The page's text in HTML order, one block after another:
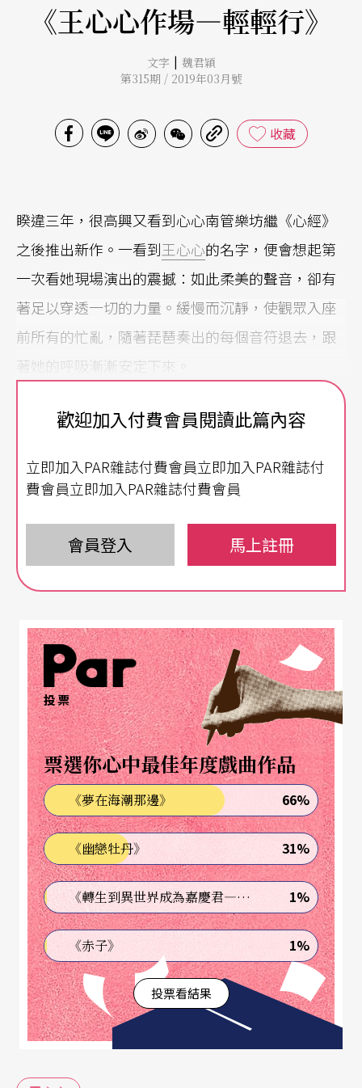
《王心心作場—輕輕行》
文字 | 魏君穎
第315期 / 2019年03月號
收藏
睽違三年，很高興又看到心心南管樂坊繼《心經》
之後推出新作。一看到王心心的名字，便會想起第
一次看她現場演出的震撼：如此柔美的聲音，卻有
著足以穿透一切的力量。緩慢而沉靜，使觀眾入座
前所有的忙亂，隨著琵琶奏出的每個音符退去，跟
著她的呼吸漸漸安定下來。
即使坐在自己的位置上不動，卻覺得彷彿穿越時
物質文化遺產」，這次演出中，將以宋詞詞牌《蝶
戀花》為主題、蘇東坡、歐陽修、晏殊、柳永及李
清照等文學作品入歌。細緻典雅的音樂，以閩南語
吟誦的古詩詞，會為熟悉的文字帶來什麼樣的新感
受？光用想像的，就覺得期待起來。
文字｜魏君穎 自由撰稿人、臺灣文化政策研究學會
理事長
歡迎加入付費會員閱讀此篇內容
立即加入PAR雜誌付費會員立即加入PAR雜誌付
費會員立即加入PAR雜誌付費會員
會員登入 馬上註冊
投票
票選你心中最佳年度戲曲作品
《夢在海潮那邊》 66%
《幽戀牡丹》 31%
《轉生到異世界成為嘉慶君—發現我的祖先是詐騙集團!?》 1%
《赤子》 1%
投票看結果